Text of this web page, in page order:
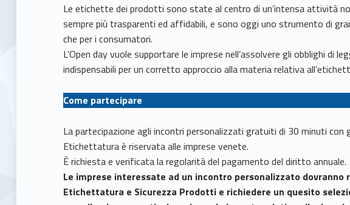
Le etichette dei prodotti sono state al centro di un’intensa attività
sempre più trasparenti ed affidabili, e sono oggi uno strumento di
che per i consumatori.
L’Open day vuole supportare le imprese nell’assolvere gli obblighi di
indispensabili per un corretto approccio alla materia relativa
Come partecipare
La partecipazione agli incontri personalizzati gratuiti di 30 minuti con
Etichettatura è riservata alle imprese venete.
È richiesta e verificata la regolarità del pagamento del diritto annuale.
Le imprese interessate ad un incontro personalizzato
Etichettatura e Sicurezza Prodotti e richiedere un quesito